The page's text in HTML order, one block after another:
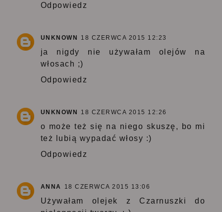
Odpowiedz
UNKNOWN 18 CZERWCA 2015 12:23
ja nigdy nie używałam olejów na
włosach ;)
Odpowiedz
UNKNOWN 18 CZERWCA 2015 12:26
o może też się na niego skuszę, bo mi
też lubią wypadać włosy :)
Odpowiedz
ANNA 18 CZERWCA 2015 13:06
Używałam olejek z Czarnuszki do